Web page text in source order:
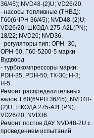
36/45); NVD48-(2)U; VD26/20.
- насосы топливные (ТНВД):
Г60(6ЧРН 36/45); NVD48-(2)U;
VD26/20; ШКОДА 275-A2L(PN);
18/22; NVD26; NVD36.
- регуляторы тип: ОРН -30,
ОРН-50, Г60-5200-5 марки
Вудворд.
- турбокомпрессоры марки:
PDH-35, PDH-50; ТК-30; Н-3;
Н-5.
Ремонт распределительных
валов: Г60(6ЧРН 36/45); NVD48-
(2)U; ШКОДА 275-A2L(PN),
VD26/20; NVD36.
Ремонт постов ДАУ NVD48-2U с
проведением испытаний.